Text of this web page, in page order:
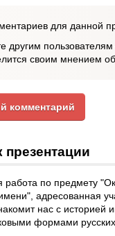
для данной
другим
своим мнением
комментарий
презентации
работа по предмету
адресованная
нас с историей
формами